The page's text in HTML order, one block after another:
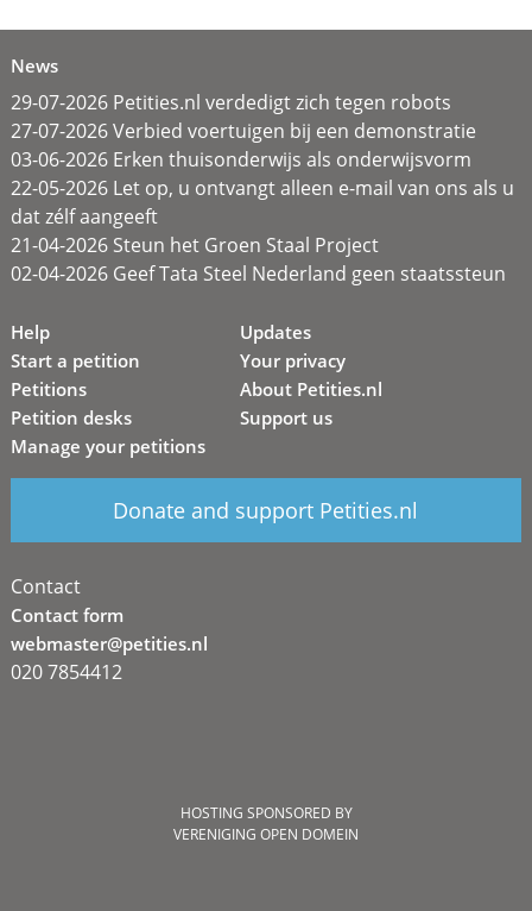
News
29-07-2026 Petities.nl verdedigt zich tegen robots
27-07-2026 Verbied voertuigen bij een demonstratie
03-06-2026 Erken thuisonderwijs als onderwijsvorm
22-05-2026 Let op, u ontvangt alleen e-mail van ons als u
dat zélf aangeeft
21-04-2026 Steun het Groen Staal Project
02-04-2026 Geef Tata Steel Nederland geen staatssteun
Help
Start a petition
Petitions
Petition desks
Manage your petitions
Updates
Your privacy
About Petities.nl
Support us
Donate and support Petities.nl
Contact
Contact form
webmaster@petities.nl
020 7854412
HOSTING SPONSORED BY
VERENIGING OPEN DOMEIN